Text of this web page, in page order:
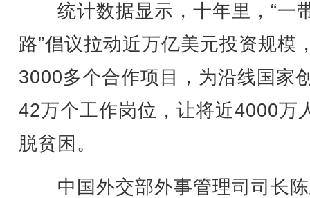
统计数据显示，十年里，“一
路”倡议拉动近万亿美元投资规模
3000多个合作项目，为沿线国家
42万个工作岗位，让将近4000万
脱贫困。
中国外交部外事管理司司长